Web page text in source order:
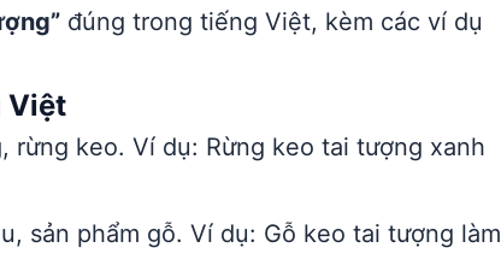
đúng trong tiếng Việt, kèm các ví dụ
Việt
rừng keo. Ví dụ: Rừng keo tai tượng xanh
sản phẩm gỗ. Ví dụ: Gỗ keo tai tượng làm